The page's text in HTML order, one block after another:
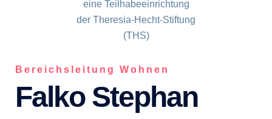
Bereichsleitung Wohnen
Falko Stephan